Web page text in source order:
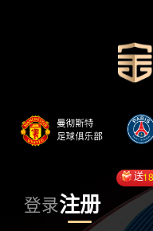
登录注册
送